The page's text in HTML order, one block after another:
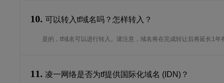
10. 可以转入tf域名吗？怎样转入？
是的，tf域名可以进行转入。请注意，域名将在完成转让后将延长1年
11. 凌一网络是否为tf提供国际化域名 (IDN)？